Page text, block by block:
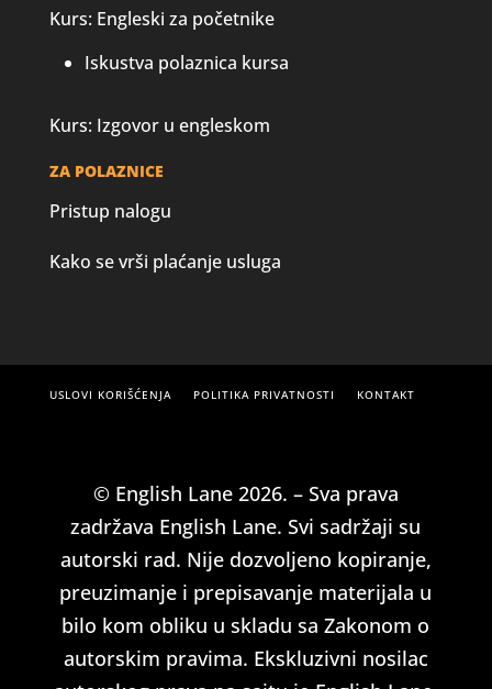
Kurs: Engleski za početnike
Iskustva polaznica kursa
Kurs: Izgovor u engleskom
ZA POLAZNICE
Pristup nalogu
Kako se vrši plaćanje usluga
USLOVI KORIŠĆENJA POLITIKA PRIVATNOSTI KONTAKT
© English Lane 2026. – Sva prava
zadržava English Lane. Svi sadržaji su
autorski rad. Nije dozvoljeno kopiranje,
preuzimanje i prepisavanje materijala u
bilo kom obliku u skladu sa Zakonom o
autorskim pravima. Ekskluzivni nosilac